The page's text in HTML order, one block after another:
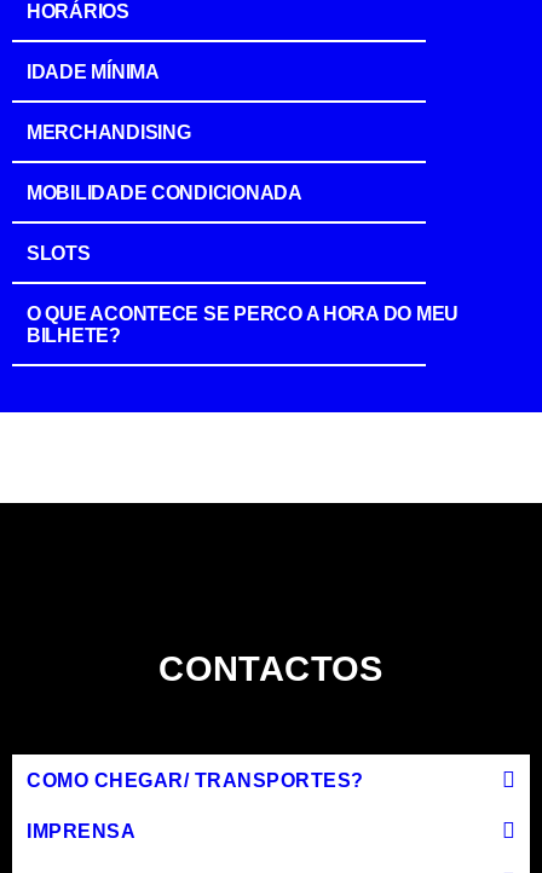
HORÁRIOS
IDADE MÍNIMA
MERCHANDISING
MOBILIDADE CONDICIONADA
SLOTS
O QUE ACONTECE SE PERCO A HORA DO MEU
BILHETE?
CONTACTOS
COMO CHEGAR/ TRANSPORTES?
IMPRENSA